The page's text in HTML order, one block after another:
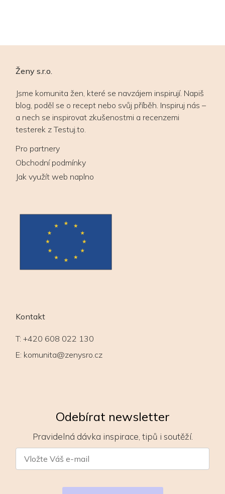
Ženy s.r.o.
Jsme komunita žen, které se navzájem inspirují. Napiš
blog, poděl se o recept nebo svůj příběh. Inspiruj nás –
a nech se inspirovat zkušenostmi a recenzemi
testerek z Testuj.to.
Pro partnery
Obchodní podmínky
Jak využít web naplno
Kontakt
T: +420 608 022 130
E: komunita@zenysro.cz
Odebírat newsletter
Pravidelná dávka inspirace, tipů i soutěží.